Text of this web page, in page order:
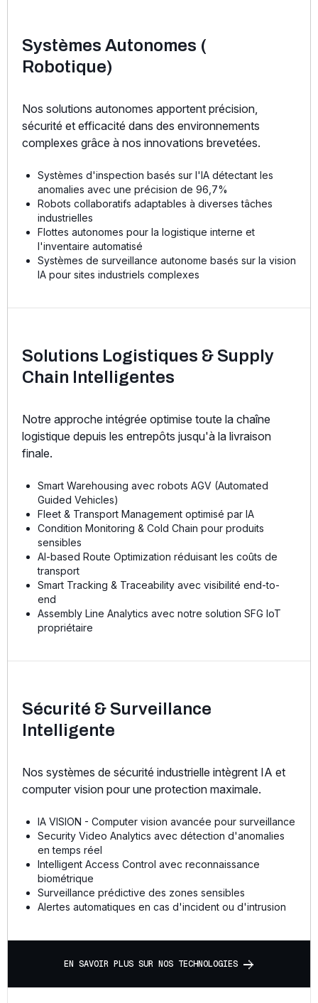
Systèmes Autonomes (
Robotique)
Nos solutions autonomes apportent précision,
sécurité et efficacité dans des environnements
complexes grâce à nos innovations brevetées.
Systèmes d'inspection basés sur l'IA détectant les
anomalies avec une précision de 96,7%
Robots collaboratifs adaptables à diverses tâches
industrielles
Flottes autonomes pour la logistique interne et
l'inventaire automatisé
Systèmes de surveillance autonome basés sur la vision
IA pour sites industriels complexes
Solutions Logistiques & Supply
Chain Intelligentes
Notre approche intégrée optimise toute la chaîne
logistique depuis les entrepôts jusqu'à la livraison
finale.
Smart Warehousing avec robots AGV (Automated
Guided Vehicles)
Fleet & Transport Management optimisé par IA
Condition Monitoring & Cold Chain pour produits
sensibles
AI-based Route Optimization réduisant les coûts de
transport
Smart Tracking & Traceability avec visibilité end-to-
end
Assembly Line Analytics avec notre solution SFG IoT
propriétaire
Sécurité & Surveillance
Intelligente
Nos systèmes de sécurité industrielle intègrent IA et
computer vision pour une protection maximale.
IA VISION - Computer vision avancée pour surveillance
Security Video Analytics avec détection d'anomalies
en temps réel
Intelligent Access Control avec reconnaissance
biométrique
Surveillance prédictive des zones sensibles
Alertes automatiques en cas d'incident ou d'intrusion
EN SAVOIR PLUS SUR NOS TECHNOLOGIES